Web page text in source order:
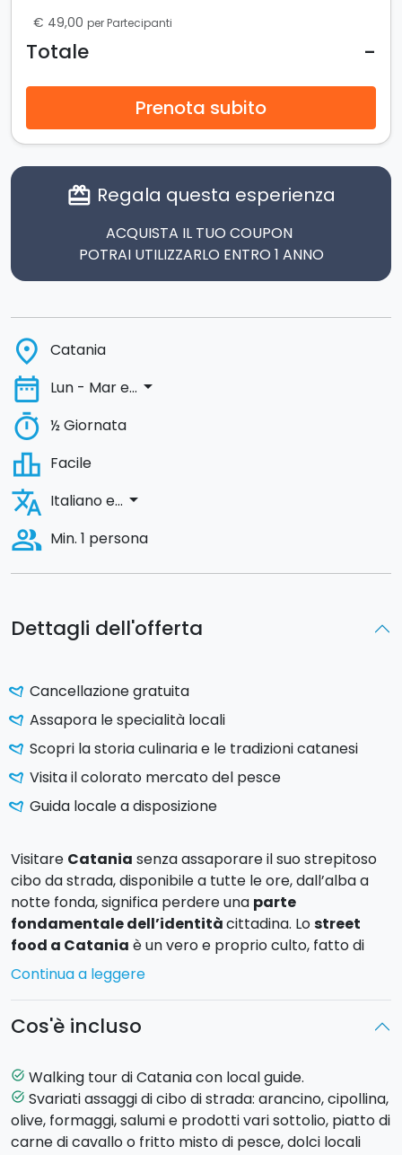
Dettagli dell'offerta
Cancellazione gratuita
Assapora le specialità locali
Scopri la storia culinaria e le tradizioni catanesi
Visita il colorato mercato del pesce
Guida locale a disposizione
Visitare Catania senza assaporare il suo strepitoso
cibo da strada, disponibile a tutte le ore, dall’alba a
notte fonda, significa perdere una parte
fondamentale dell’identitàcittadina. Lostreet
food a Catania è un vero e proprio culto, fatto di
sapori decisi, ingredienti genuini e ricette tramandate
di generazione in generazione.
Preparatevi a unwalking tour guidato nel cuore
vivaci e piazze ricche di storia, dove degusterete
alcune delle specialità più iconiche della cucina
catanese.
Continua a leggere
Cos'è incluso
task_alt Walking tour di Catania con local guide.
task_alt Svariati assaggi di cibo di strada: arancino, cipollina,
olive, formaggi, salumi e prodotti vari sottolio, piatto di
carne di cavallo o fritto misto di pesce, dolci locali
€ 49,00 per Partecipanti
Totale -
Prenota subito
card_giftcard Regala questa esperienza
ACQUISTA IL TUO COUPON
POTRAI UTILIZZARLO ENTRO 1 ANNO
place Catania
date_range Lun - Mar e... arrow_drop_down
timer ½ Giornata
leaderboard Facile
translate Italiano e... arrow_drop_down
people_alt Min. 1 persona